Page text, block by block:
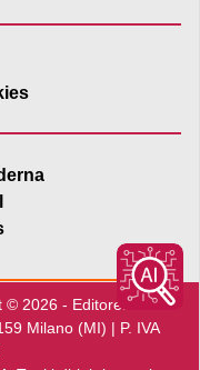
© 2026 - Editore:Edra
Milano (MI) | P. IVA